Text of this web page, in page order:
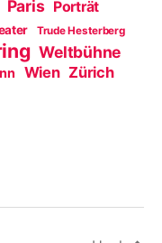
Paris Porträt
Trude Hesterberg
Weltbühne
Wien Zürich